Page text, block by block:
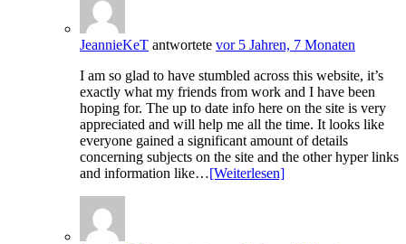
JeannieKeT antwortete vor 5 Jahren, 7 Monaten
I am so glad to have stumbled across this website, it’s
exactly what my friends from work and I have been
hoping for. The up to date info here on the site is very
appreciated and will help me all the time. It looks like
everyone gained a significant amount of details
concerning subjects on the site and the other hyper links
and information like…[Weiterlesen]